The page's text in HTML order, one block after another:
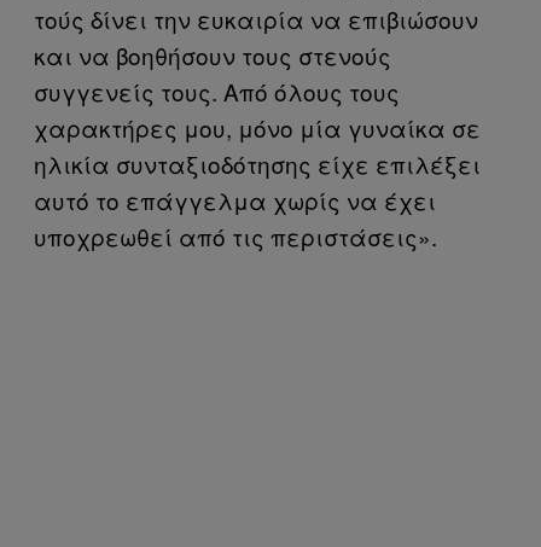
τούς δίνει την ευκαιρία να επιβιώσουν
και να βοηθήσουν τους στενούς
συγγενείς τους. Από όλους τους
χαρακτήρες μου, μόνο μία γυναίκα σε
ηλικία συνταξιοδότησης είχε επιλέξει
αυτό το επάγγελμα χωρίς να έχει
υποχρεωθεί από τις περιστάσεις».